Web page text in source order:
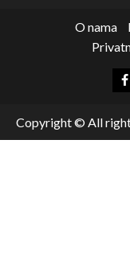
O nama
Copyright © All